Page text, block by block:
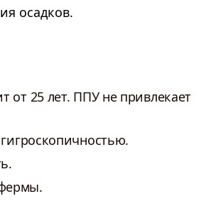
осадков.
от 25 лет. ППУ не привлекает